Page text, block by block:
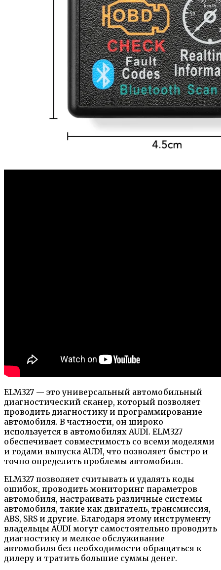
ELM327 — это универсальный автомобильный
диагностический сканер, который позволяет
проводить диагностику и программирование
автомобиля. В частности, он широко
используется в автомобилях AUDI. ELM327
обеспечивает совместимость со всеми моделями
и годами выпуска AUDI, что позволяет быстро и
точно определить проблемы автомобиля.
ELM327 позволяет считывать и удалять коды
ошибок, проводить мониторинг параметров
автомобиля, настраивать различные системы
автомобиля, такие как двигатель, трансмиссия,
ABS, SRS и другие. Благодаря этому инструменту
владельцы AUDI могут самостоятельно проводить
диагностику и мелкое обслуживание
автомобиля без необходимости обращаться к
дилеру и тратить большие суммы денег.